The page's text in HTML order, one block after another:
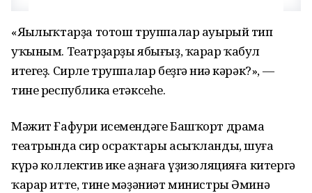
«Яңылыҡтарҙа тотош труппалар ауырый тип
уҡыным. Театрҙарҙы ябығыҙ, ҡарар ҡабул
итегеҙ. Сирле труппалар беҙгә ниңә кәрәк?», —
тине республика етәксеһе.
Мәжит Ғафури исемендәге Башҡорт драма
театрында сир осраҡтары асыҡланды, шуға
күрә коллектив ике аҙнаға үҙизоляцияға китергә
ҡарар итте, тине мәҙәниәт министры Әминә